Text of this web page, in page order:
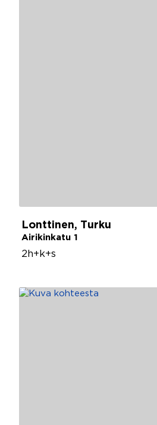
Lonttinen, Turku
Airikinkatu 1
2h+k+s